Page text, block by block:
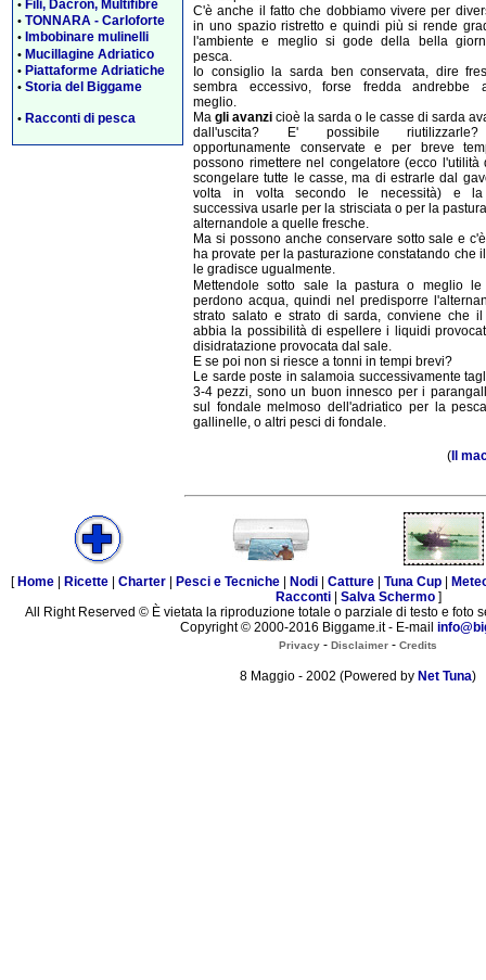
• Fili, Dacron, Multifibre
• TONNARA - Carloforte
• Imbobinare mulinelli
• Mucillagine Adriatico
• Piattaforme Adriatiche
• Storia del Biggame
• Racconti di pesca
C'è anche il fatto che dobbiamo vivere per
in uno spazio ristretto e quindi più si rende
l'ambiente e meglio si gode della bella
pesca.
Io consiglio la sarda ben conservata, dire
sembra eccessivo, forse fredda andrebbe
meglio.
Ma gli avanzi cioè la sarda o le casse di sarda
dall'uscita? E' possibile
opportunamente conservate e per breve
possono rimettere nel congelatore (ecco l'utilità
scongelare tutte le casse, ma di estrarle dal
volta in volta secondo le necessità) e la
successiva usarle per la strisciata o per la
alternandole a quelle fresche.
Ma si possono anche conservare sotto sale e
ha provate per la pasturazione constatando che
le gradisce ugualmente.
Mettendole sotto sale la pastura o meglio le
perdono acqua, quindi nel predisporre
strato salato e strato di sarda, conviene che il
abbia la possibilità di espellere i liquidi
disidratazione provocata dal sale.
E se poi non si riesce a tonni in tempi brevi?
Le sarde poste in salamoia successivamente
3-4 pezzi, sono un buon innesco per i
sul fondale melmoso dell'adriatico per la
gallinelle, o altri pesci di fondale.
(Il
[ Home Ricette Charter Pesci e Tecniche Nodi Catture Tuna Cup
Racconti| Salva Schermo]
All Right Reserved © È vietata la riproduzione totale o parziale di testo e foto
Copyright © 2000-2016 Biggame.it - E-mail
Privacy - Disclaimer - Credits
8 Maggio - 2002 (Powered by Net Tuna)